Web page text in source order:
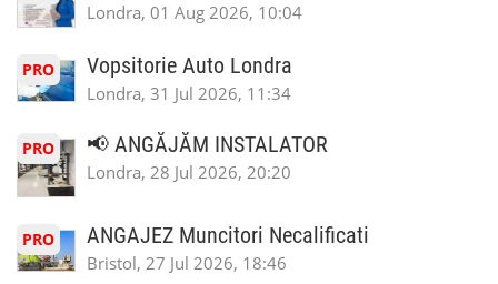
Londra, 01 Aug 2026, 10:04
PRO Vopsitorie Auto Londra
Londra, 31 Jul 2026, 11:34
PRO 📢 ANGĂJĂM INSTALATOR
Londra, 28 Jul 2026, 20:20
PRO ANGAJEZ Muncitori Necalificati
Bristol, 27 Jul 2026, 18:46